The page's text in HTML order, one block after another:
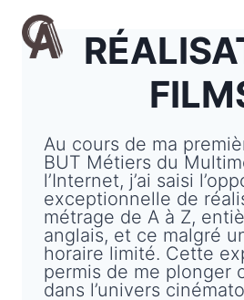
contenu
Au cours de ma
BUT Métiers du
l’Internet, j’ai saisi
exceptionnelle de
métrage de A à Z,
anglais, et ce malgré
horaire limité. Cette
permis de me plonger
dans l’univers